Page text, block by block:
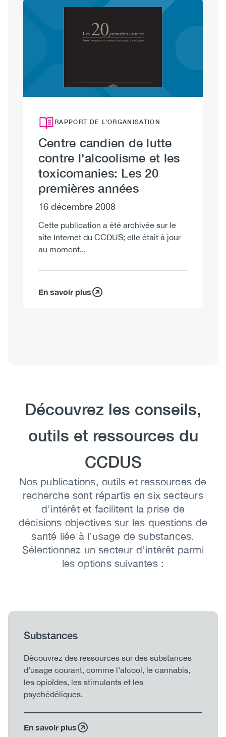
RAPPORT DE L’ORGANISATION
Centre candien de lutte
contre l'alcoolisme et les
toxicomanies: Les 20
premières années
16 décembre 2008
Cette publication a été archivée sur le
site Internet du CCDUS; elle était à jour
au moment...
En savoir plus
Heading
Découvrez les conseils,
outils et ressources du
CCDUS
Body
Nos publications, outils et ressources de
recherche sont répartis en six secteurs
d’intérêt et facilitent la prise de
décisions objectives sur les questions de
santé liée à l’usage de substances.
Sélectionnez un secteur d’intérêt parmi
les options suivantes :
Heading
Substances
Body
Découvrez des ressources sur des substances
d’usage courant, comme l’alcool, le cannabis,
les opioïdes, les stimulants et les
psychédéliques.
En savoir plus